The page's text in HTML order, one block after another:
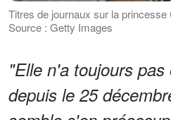
Titres de journaux sur la
Source : Getty Images
"Elle n'a toujours
depuis le 25